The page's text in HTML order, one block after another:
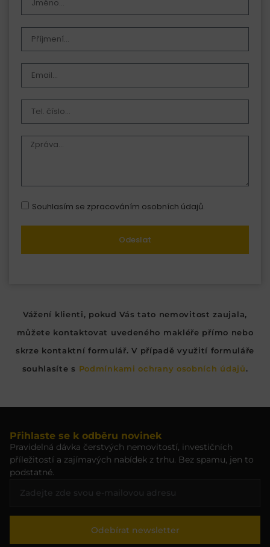
Souhlasím se zpracováním osobních údajů.
Odeslat
Vážení klienti, pokud Vás tato nemovitost zaujala,
můžete kontaktovat uvedeného makléře přímo nebo
skrze kontaktní formulář. V případě využití formuláře
souhlasíte s Podmínkami ochrany osobních údajů.
Přihlaste se k odběru novinek
Pravidelná dávka čerstvých nemovitostí, investičních
příležitostí a zajímavých nabídek z trhu. Bez spamu, jen to
podstatné.
Odebírat newsletter